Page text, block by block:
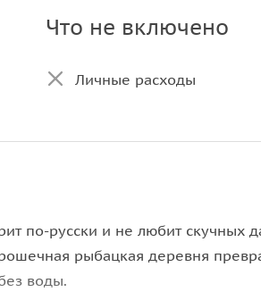
Что не включено
Личные расходы
по-русски и не любит скучных
рыбацкая деревня
воды.